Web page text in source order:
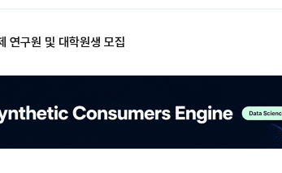
연구원 및 대학원생 모집